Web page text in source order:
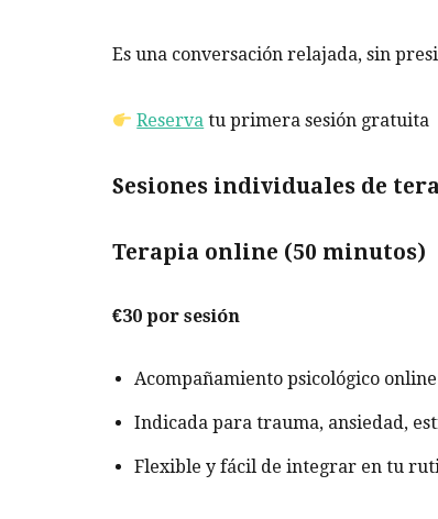
Es una conversación relajada, sin
Reserva tu primera sesión gratuita
Sesiones individuales de
Terapia online (50 minutos)
€30 por sesión
Acompañamiento psicológico
Indicada para trauma, ansiedad,
Flexible y fácil de integrar en tu